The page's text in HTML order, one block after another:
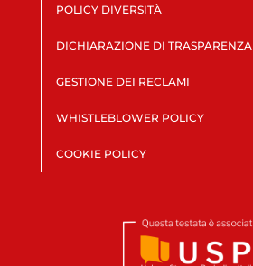
POLICY DIVERSITÀ
DICHIARAZIONE DI TRASPARENZA
GESTIONE DEI RECLAMI
WHISTLEBLOWER POLICY
COOKIE POLICY